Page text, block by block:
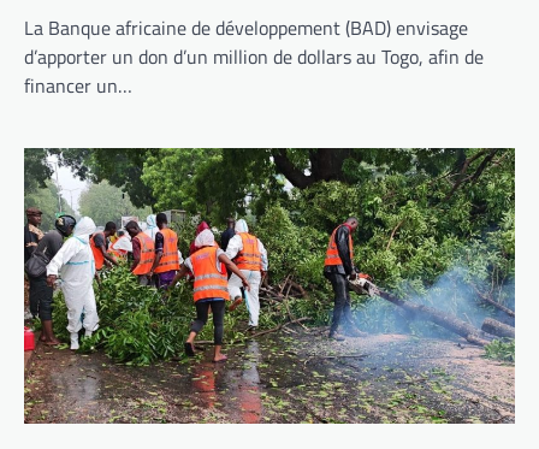
La Banque africaine de développement (BAD) envisage
d’apporter un don d’un million de dollars au Togo, afin de
financer un…